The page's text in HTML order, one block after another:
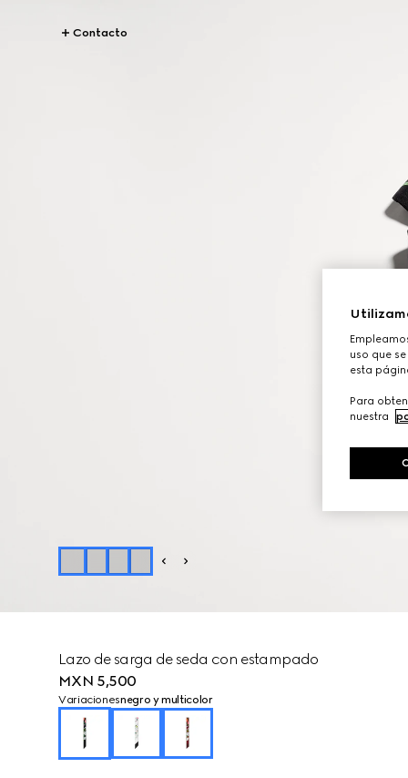
Contacto
Lazo de sarga de seda con estampado
MXN 5,500
Variacionesnegro y multicolor
uso que
esta
Para
nuestra